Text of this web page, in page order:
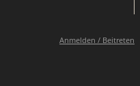
Anmelden / Beitreten